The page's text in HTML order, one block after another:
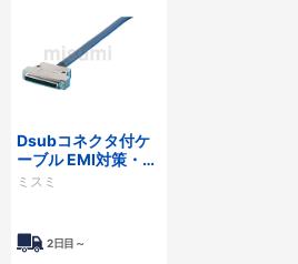
Dsubコネクタ付ケ
ーブル EMI対策・薄
型フードタイプ
ミスミ
2日目～